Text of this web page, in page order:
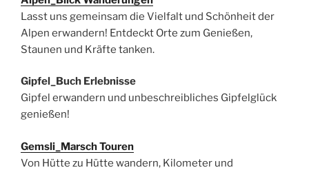
Lasst uns gemeinsam die Vielfalt und Schönheit der
Alpen erwandern! Entdeckt Orte zum Genießen,
Staunen und Kräfte tanken.
Gipfel_Buch Erlebnisse
Gipfel erwandern und unbeschreibliches Gipfelglück
genießen!
Gemsli_Marsch Touren
Von Hütte zu Hütte wandern, Kilometer und